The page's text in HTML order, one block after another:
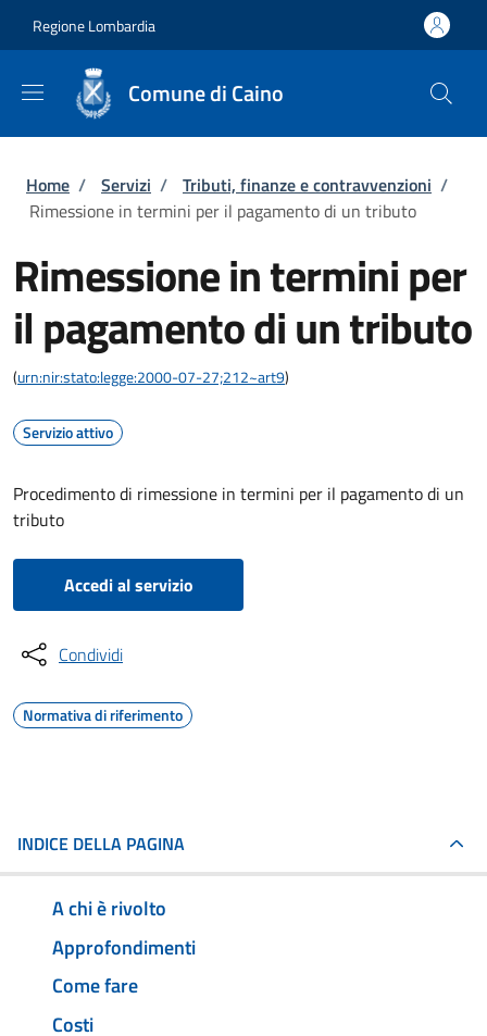
Regione Lombardia
Comune di Caino
Briciole di pane
Home / Servizi / Tributi, finanze e contravvenzioni /
Rimessione in termini per il pagamento di un tributo
Rimessione in termini per
il pagamento di un tributo
(urn:nir:stato:legge:2000-07-27;212~art9)
Servizio attivo
Procedimento di rimessione in termini per il pagamento di un
tributo
Accedi al servizio
Condividi
Normativa di riferimento
INDICE DELLA PAGINA
A chi è rivolto
Approfondimenti
Come fare
Costi